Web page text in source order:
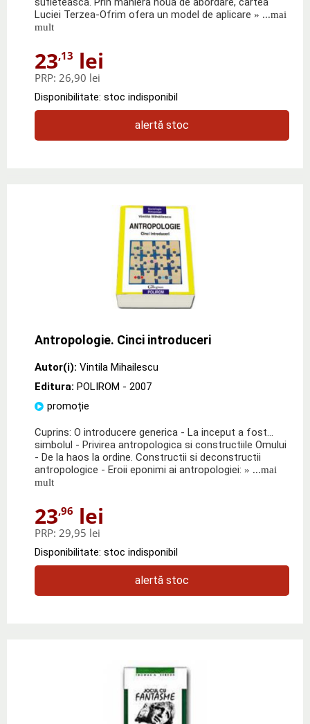
Luciei Terzea-Ofrim ofera un model de aplicare » ...mai
mult
23,13 lei
PRP: 26,90 lei
Disponibilitate: stoc indisponibil
alertă stoc
Antropologie. Cinci introduceri
Autor(i): Vintila Mihailescu
Editura: POLIROM - 2007
promoție
Cuprins: O introducere generica - La inceput a fost...
simbolul - Privirea antropologica si constructiile Omului
- De la haos la ordine. Constructii si deconstructii
antropologice - Eroii eponimi ai antropologiei: » ...mai
mult
23,96 lei
PRP: 29,95 lei
Disponibilitate: stoc indisponibil
alertă stoc